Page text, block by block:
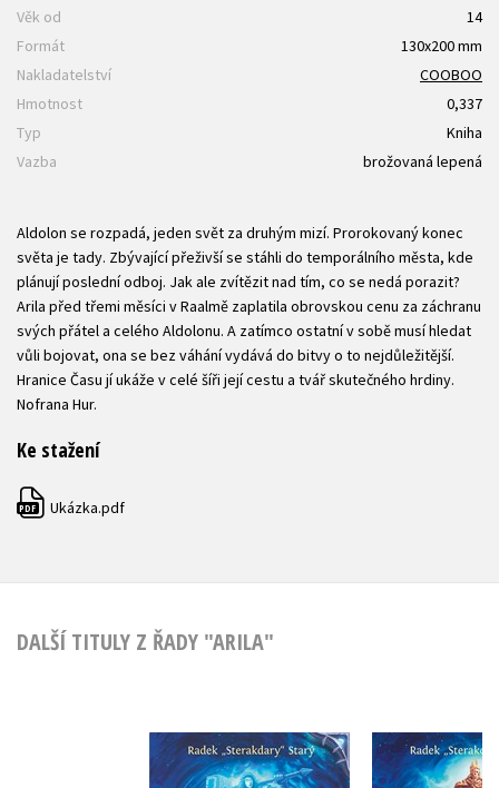
Věk od
14
Formát
130x200 mm
Nakladatelství
COOBOO
Hmotnost
0,337
Typ
Kniha
Vazba
brožovaná lepená
Aldolon se rozpadá, jeden svět za druhým mizí. Prorokovaný konec
světa je tady. Zbývající přeživší se stáhli do temporálního města, kde
plánují poslední odboj. Jak ale zvítězit nad tím, co se nedá porazit?
Arila před třemi měsíci v Raalmě zaplatila obrovskou cenu za záchranu
svých přátel a celého Aldolonu. A zatímco ostatní v sobě musí hledat
vůli bojovat, ona se bez váhání vydává do bitvy o to nejdůležitější.
Hranice Času jí ukáže v celé šíři její cestu a tvář skutečného hrdiny.
Nofrana Hur.
Ke stažení
PDF Ukázka.pdf
DALŠÍ TITULY Z ŘADY "ARILA"
Arila: Stříbrné
Arila: